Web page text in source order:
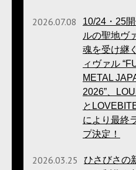
2026.07.08
10/24・25
ルの聖地ヴ
魂を受け継
ィヴァル
METAL
2026”、
と
により最終
プ決定！
2026.03.25
ひさびさの